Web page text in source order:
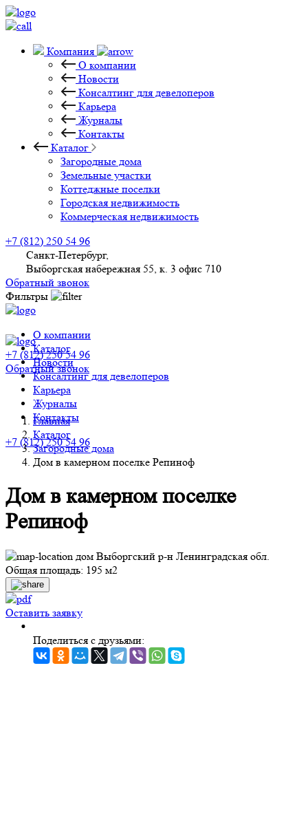
Компания
О компании
Новости
Консалтинг для девелоперов
Карьера
Журналы
Контакты
Каталог
Загородные дома
Земельные участки
Коттеджные поселки
Городская недвижимость
Коммерческая недвижимость
+7 (812) 250 54 96
Санкт-Петербург,
Выборгская набережная 55, к. 3 офис 710
Обратный звонок
Фильтры
О компании
Каталог
Новости
Консалтинг для девелоперов
Карьера
Журналы
Контакты
+7 (812) 250 54 96
+7 (812) 250 54 96
Обратный звонок
Главная
Каталог
Загородные дома
Дом в камерном поселке Репиноф
Дом в камерном поселке
Репиноф
дом Выборгский р-н Ленинградская обл.
Общая площадь: 195 м2
Поделиться с друзьями:
Оставить заявку